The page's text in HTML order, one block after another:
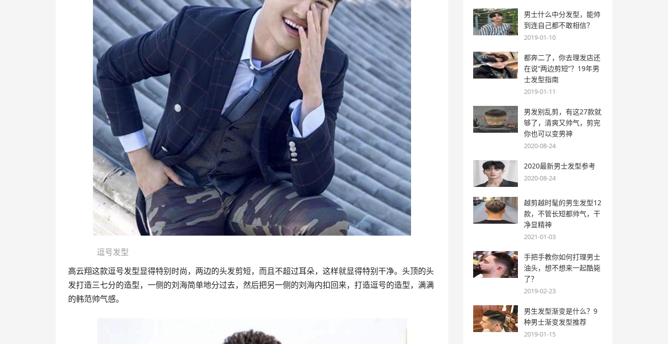
逗号发型
高云翔这款逗号发型显得特别时尚，两边的头发剪短，而且不超过耳朵，这样就显得特别干净。头顶的头
发打造三七分的造型，一侧的刘海简单地分过去，然后把另一侧的刘海内扣回来，打造逗号的造型，满满
的韩范帅气感。
男士什么中分发型，能帅
到连自己都不敢相信？
2019-01-10
都奔二了，你去理发店还
在说“两边剪短”？19年男
士发型指南
2019-01-11
男发别乱剪，有这27款就
够了，清爽又帅气，剪完
你也可以变男神
2020-08-24
2020最新男士发型参考
2020-08-24
越剪越时髦的男生发型12
款，不管长短都帅气，干
净显精神
2021-01-03
手把手教你如何打理男士
油头，想不想来一起酷毙
了？
2019-02-23
男生发型渐变是什么？9
种男士渐变发型推荐
2019-01-15